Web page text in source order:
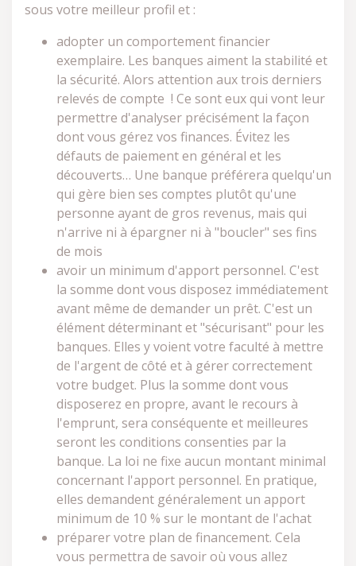
sous votre meilleur profil et :
adopter un comportement financier
exemplaire. Les banques aiment la stabilité et
la sécurité. Alors attention aux trois derniers
relevés de compte ! Ce sont eux qui vont leur
permettre d'analyser précisément la façon
dont vous gérez vos finances. Évitez les
défauts de paiement en général et les
découverts… Une banque préférera quelqu'un
qui gère bien ses comptes plutôt qu'une
personne ayant de gros revenus, mais qui
n'arrive ni à épargner ni à "boucler" ses fins
de mois
avoir un minimum d'apport personnel. C'est
la somme dont vous disposez immédiatement
avant même de demander un prêt. C'est un
élément déterminant et "sécurisant" pour les
banques. Elles y voient votre faculté à mettre
de l'argent de côté et à gérer correctement
votre budget. Plus la somme dont vous
disposerez en propre, avant le recours à
l'emprunt, sera conséquente et meilleures
seront les conditions consenties par la
banque. La loi ne fixe aucun montant minimal
concernant l'apport personnel. En pratique,
elles demandent généralement un apport
minimum de 10 % sur le montant de l'achat
préparer votre plan de financement. Cela
vous permettra de savoir où vous allez